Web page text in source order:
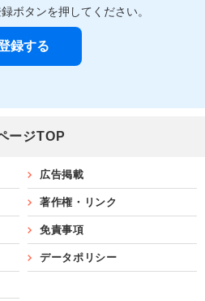
ボタンを押してください。
ージTOP
広告掲載
著作権・リンク
免責事項
データポリシー